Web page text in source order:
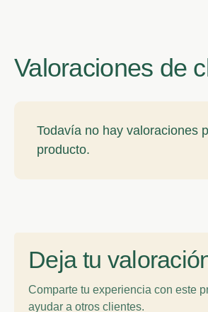
Valoraciones de
Todavía no hay valoraciones
producto.
Deja tu
Comparte tu experiencia con este
ayudar a otros clientes.